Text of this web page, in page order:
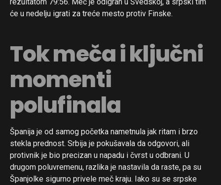
će u nedelju igrati za treće mesto protiv Finske.
Tok meča i ključni
momenti
polufinala
Španija je od samog početka nametnula jak ritam i brzo
stekla prednost. Srbija je pokušavala da odgovori, ali
protivnik je bio precizan u napadu i čvrst u odbrani. U
drugom poluvremenu, razlika je nastavila da raste, pa su
Španjolke sigurno privele meč kraju. Iako su se srpske